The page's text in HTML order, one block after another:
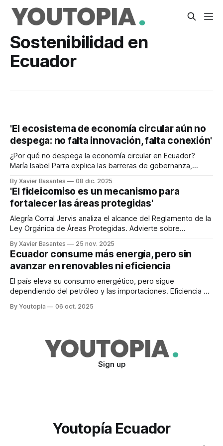
Sostenibilidad en
Ecuador
'El ecosistema de economía circular aún no
despega: no falta innovación, falta conexión'
¿Por qué no despega la economía circular en Ecuador?
María Isabel Parra explica las barreras de gobernanza,
By Xavier Basantes 08 dic. 2025
'El fideicomiso es un mecanismo para
fortalecer las áreas protegidas'
Alegría Corral Jervis analiza el alcance del Reglamento de la
Ley Orgánica de Áreas Protegidas. Advierte sobre
By Xavier Basantes 25 nov. 2025
Ecuador consume más energía, pero sin
avanzar en renovables ni eficiencia
El país eleva su consumo energético, pero sigue
dependiendo del petróleo y las importaciones. Eficiencia y
By Youtopia 06 oct. 2025
Sign up
Youtopía Ecuador